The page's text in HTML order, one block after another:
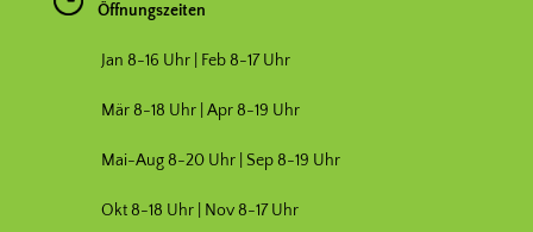
Öffnungszeiten
Jan 8-16 Uhr | Feb 8-17 Uhr
Mär 8-18 Uhr | Apr 8-19 Uhr
Mai-Aug 8-20 Uhr | Sep 8-19 Uhr
Okt 8-18 Uhr | Nov 8-17 Uhr